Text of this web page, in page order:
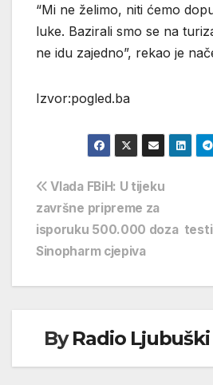
“Mi ne želimo, niti ćemo
luke. Bazirali smo se na
ne idu zajedno”, rekao je
Izvor:pogled.ba
Navigacija
objava
Vlada FBiH: U tijeku
završne pripreme za
isporuku 500.000 doza
Sinopharm cjepiva
ByRadio Ljubuški